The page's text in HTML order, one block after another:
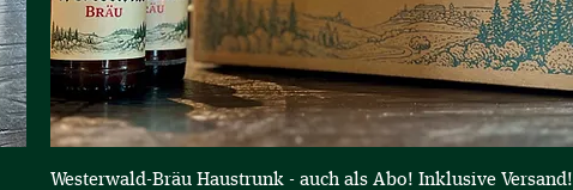
Schnellansicht
Westerwald-Bräu Haustrunk - auch als Abo! Inklusive Versand!